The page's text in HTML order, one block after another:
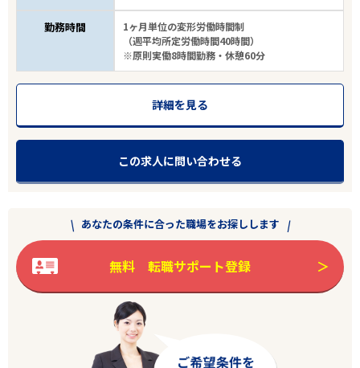
エリアで探す
平戸市
勤務時間
1ヶ月単位の変形労働時間制
（週平均所定労働時間40時間）
※原則実働8時間勤務・休憩60分
詳細を見る
この求人に問い合わせる
あなたの条件に合った職場をお探しします
無料 転職サポート登録